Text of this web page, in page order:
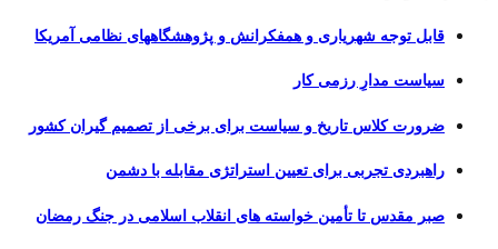
قابل توجه شهریاری و همفکرانش و پژوهشگاههای نظامی آمریکا
سیاست مدارِ رزمی کار
ضرورت کلاس تاریخ و سیاست برای برخی از تصمیم گیران کشور
راهبردی تجربی برای تعیین استراتژی مقابله با دشمن
صبر مقدس تا تأمین خواسته های انقلاب اسلامی در جنگ رمضان